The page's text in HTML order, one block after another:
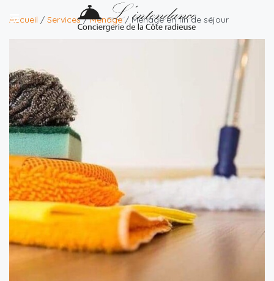
Accueil / Services/Ménage/ Ménage en fin de séjour